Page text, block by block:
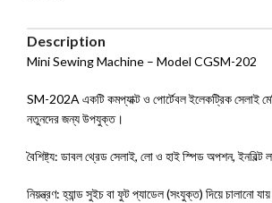
Description
Mini Sewing Machine – Model CGSM-202
SM-202A একটি কমপ্যাক্ট ও পোর্টেবল ইলেকট্রিক সেলাই
নতুনদের জন্য উপযুক্ত।
বৈশিষ্ট্য: ডাবল থ্রেড সেলাই, লো ও হাই স্পিড অপশন, ইনবিল্ট
নিয়ন্ত্রণ: হ্যান্ড সুইচ বা ফুট প্যাডেল (সংযুক্ত) দিয়ে চালানো